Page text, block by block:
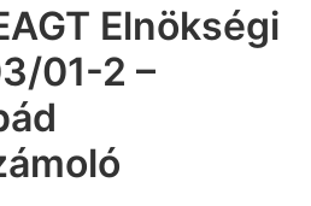
Elnökségi
01-2 –